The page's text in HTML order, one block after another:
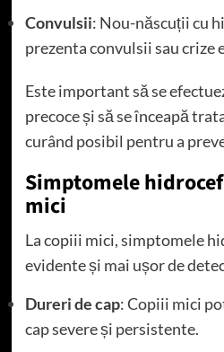
Convulsii: Nou-născuții cu
prezenta convulsii sau crize
Este important să se
precoce și să se înceapă
curând posibil pentru a
Simptomele
mici
La copiii mici, simptomele
evidente și mai ușor de
Dureri de cap: Copiii mici
cap severe și persistente.